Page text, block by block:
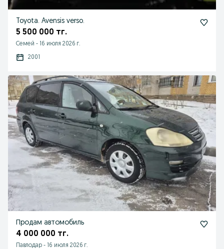
Toyota. Avensis verso.
5 500 000 тг.
Семей - 16 июля 2026 г.
2001
Продам автомобиль
4 000 000 тг.
Павлодар - 16 июля 2026 г.